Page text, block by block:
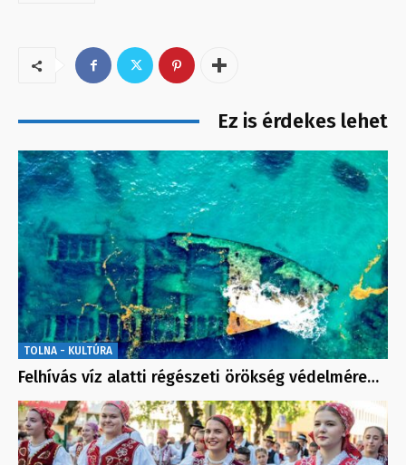
Ez is érdekes lehet
TOLNA - KULTÚRA
Felhívás víz alatti régészeti örökség védelmére…